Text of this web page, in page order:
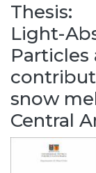
Depósito
Thesis:
Light-
snow
Central